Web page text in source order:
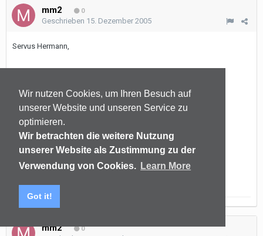
Wir nutzen Cookies, um Ihren Besuch auf
unserer Website und unseren Service zu
optimieren.
Wir betrachten die weitere Nutzung
unserer Website als Zustimmung zu der
Verwendung von Cookies. Learn More
Got it!
mm2 0
Geschrieben 15. Dezember 2005
Servus Hermann,
Meld Dich am Sonntag mal wie die Tournee war.
Viele Grüße
mm2 0